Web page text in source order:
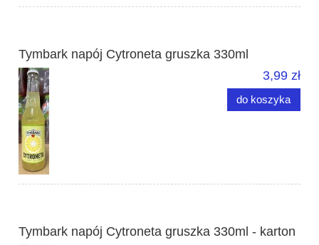
Tymbark napój Cytroneta gruszka 330ml
3,99 zł
do koszyka
Tymbark napój Cytroneta gruszka 330ml - karton